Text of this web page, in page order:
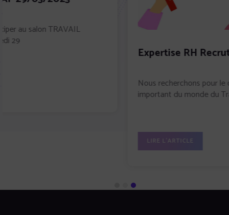
Nous recherchons pour le compte de notre client, acteur
important du monde du Transport,...